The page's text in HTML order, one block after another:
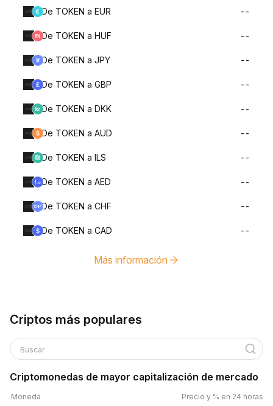
De TOKEN a EUR --
De TOKEN a HUF --
De TOKEN a JPY --
De TOKEN a GBP --
De TOKEN a DKK --
De TOKEN a AUD --
De TOKEN a ILS --
De TOKEN a AED --
De TOKEN a CHF --
De TOKEN a CAD --
Más información
Criptos más populares
Buscar
Criptomonedas de mayor capitalización de mercado
Moneda Precio y % en 24 horas